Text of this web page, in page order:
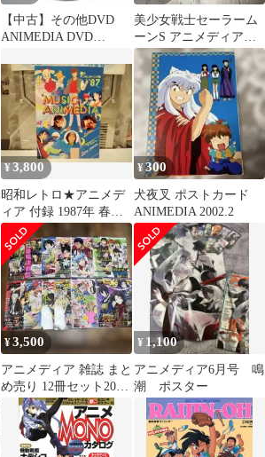
【中古】その他DVD
ANIMEDIA DVD
ニメディアDVD VOL.9
付録)
美少女戦士セーラーム
ーンS アニメディア
1995年2月号付録
¥3,800
昭和レトロ★アニメデ
ィア 付録 1987年 春の
アニメヒットソング集
楽譜★
¥300
犬夜叉 ポストカード
ANIMEDIA 2002.2
¥3,500
アニメディア 雑誌 まと
め売り 12冊セット2016
年１２月〜2017年１１
¥ 1,100
アニメディア6月号 鳴
潮 ポスター